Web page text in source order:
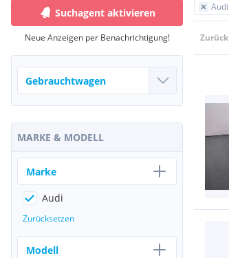
Audi
Zurück
Suchagent aktivieren
Neue Anzeigen per Benachrichtigung!
MARKE & MODELL
Marke
Audi
Zurücksetzen
Modell